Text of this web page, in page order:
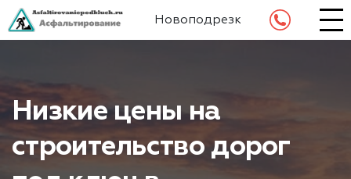
Новоподрезково
Низкие цены на
строительство дорог